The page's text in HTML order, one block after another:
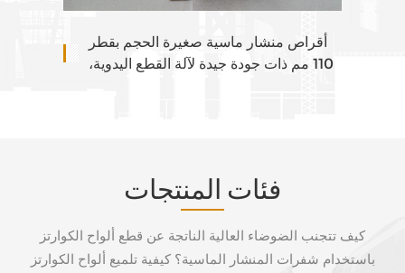
كيفية حفر ثقب صنبور على حجر الجرانيت
باستخدام آلة يدوية؟
فئات المنتجات
كيف تتجنب الضوضاء العالية الناتجة عن قطع ألواح الكوارتز
باستخدام شفرات المنشار الماسية؟ كيفية تلميع ألواح الكوارتز